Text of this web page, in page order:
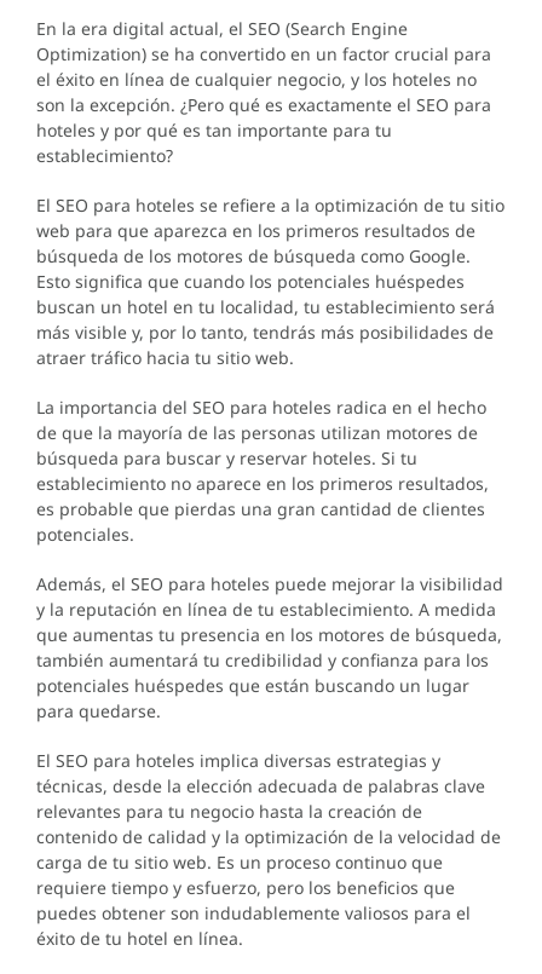
En la era digital actual, el SEO (Search Engine
Optimization) se ha convertido en un factor crucial para
el éxito en línea de cualquier negocio, y los hoteles no
son la excepción. ¿Pero qué es exactamente el SEO para
hoteles y por qué es tan importante para tu
establecimiento?
El SEO para hoteles se refiere a la optimización de tu sitio
web para que aparezca en los primeros resultados de
búsqueda de los motores de búsqueda como Google.
Esto significa que cuando los potenciales huéspedes
buscan un hotel en tu localidad, tu establecimiento será
más visible y, por lo tanto, tendrás más posibilidades de
atraer tráfico hacia tu sitio web.
La importancia del SEO para hoteles radica en el hecho
de que la mayoría de las personas utilizan motores de
búsqueda para buscar y reservar hoteles. Si tu
establecimiento no aparece en los primeros resultados,
es probable que pierdas una gran cantidad de clientes
potenciales.
Además, el SEO para hoteles puede mejorar la visibilidad
y la reputación en línea de tu establecimiento. A medida
que aumentas tu presencia en los motores de búsqueda,
también aumentará tu credibilidad y confianza para los
potenciales huéspedes que están buscando un lugar
para quedarse.
El SEO para hoteles implica diversas estrategias y
técnicas, desde la elección adecuada de palabras clave
relevantes para tu negocio hasta la creación de
contenido de calidad y la optimización de la velocidad de
carga de tu sitio web. Es un proceso continuo que
requiere tiempo y esfuerzo, pero los beneficios que
puedes obtener son indudablemente valiosos para el
éxito de tu hotel en línea.